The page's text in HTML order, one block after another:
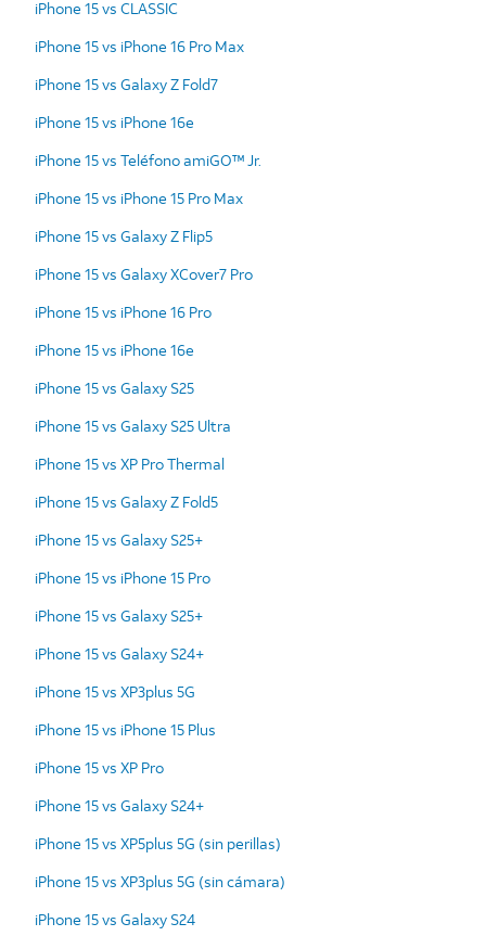
iPhone 15 vs CLASSIC
iPhone 15 vs iPhone 16 Pro Max
iPhone 15 vs Galaxy Z Fold7
iPhone 15 vs iPhone 16e
iPhone 15 vs Teléfono amiGO™ Jr.
iPhone 15 vs iPhone 15 Pro Max
iPhone 15 vs Galaxy Z Flip5
iPhone 15 vs Galaxy XCover7 Pro
iPhone 15 vs iPhone 16 Pro
iPhone 15 vs iPhone 16e
iPhone 15 vs Galaxy S25
iPhone 15 vs Galaxy S25 Ultra
iPhone 15 vs XP Pro Thermal
iPhone 15 vs Galaxy Z Fold5
iPhone 15 vs Galaxy S25+
iPhone 15 vs iPhone 15 Pro
iPhone 15 vs Galaxy S25+
iPhone 15 vs Galaxy S24+
iPhone 15 vs XP3plus 5G
iPhone 15 vs iPhone 15 Plus
iPhone 15 vs XP Pro
iPhone 15 vs Galaxy S24+
iPhone 15 vs XP5plus 5G (sin perillas)
iPhone 15 vs XP3plus 5G (sin cámara)
iPhone 15 vs Galaxy S24